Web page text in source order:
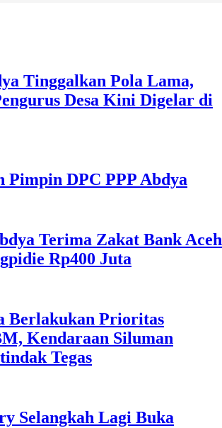
Tinggalkan Pola Lama,
Desa Kini Digelar di
Pimpin DPC PPP Abdya
Terima Zakat Bank Aceh
Rp400 Juta
Berlakukan Prioritas
Kendaraan Siluman
Tegas
Selangkah Lagi Buka